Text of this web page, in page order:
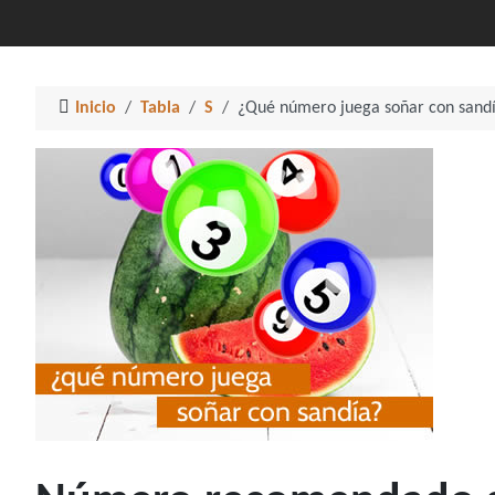
Inicio Tabla S ¿Qué número juega soñar con